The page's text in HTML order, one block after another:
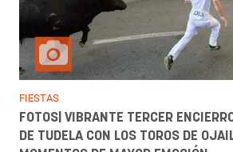
FIESTAS
FOTOS| VIBRANTE TERCER
DE TUDELA CON LOS TOROS DE